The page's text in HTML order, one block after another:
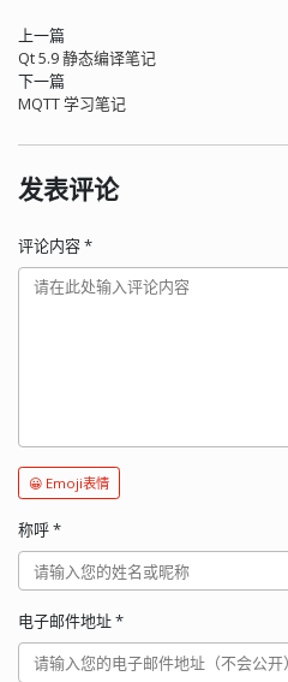
上一篇
Qt 5.9 静态编译笔记
下一篇
MQTT 学习笔记
发表评论
评论内容*
😀 Emoji表情
称呼*
电子邮件地址*